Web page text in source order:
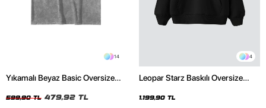
14
Yıkamalı Beyaz Basic Oversize
599,90 TL 479,92 TL
4
Leopar Starz Baskılı Oversize
1.199,90 TL